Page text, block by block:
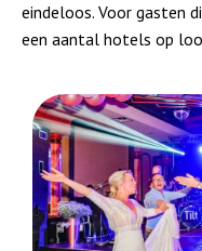
eindeloos. Voor gasten
een aantal hotels op